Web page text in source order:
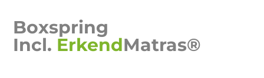
Boxspring
Incl. ErkendMatras®